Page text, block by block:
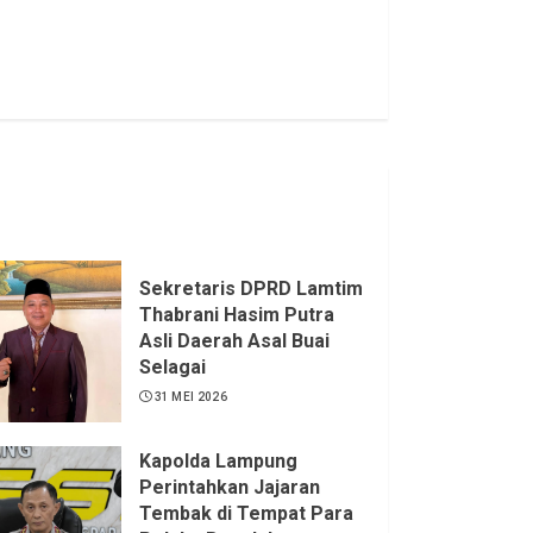
Sekretaris DPRD Lamtim
Thabrani Hasim Putra
Asli Daerah Asal Buai
Selagai
31 MEI 2026
Kapolda Lampung
Perintahkan Jajaran
Tembak di Tempat Para